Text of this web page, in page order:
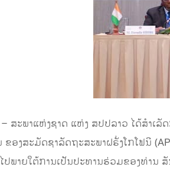
ສະພາແຫ່ງຊາດ ແຫ່ງ ສປປລາວ ໄດ້ສຳເ
ຂອງສະມັດຊາລັດຖະສະພາຝຣັ່ງໂກໂຟນີ
ປພາຍໃຕ້ການເປັນປະທານຮ່ວມຂອງທ່ານ